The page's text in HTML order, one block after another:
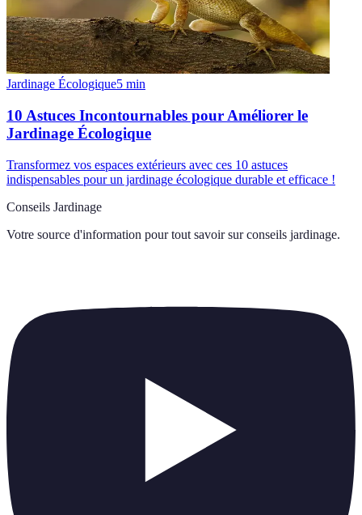
Jardinage Écologique5 min
10 Astuces Incontournables pour Améliorer le
Jardinage Écologique
Transformez vos espaces extérieurs avec ces 10 astuces
indispensables pour un jardinage écologique durable et efficace !
Conseils Jardinage
Votre source d'information pour tout savoir sur conseils jardinage.